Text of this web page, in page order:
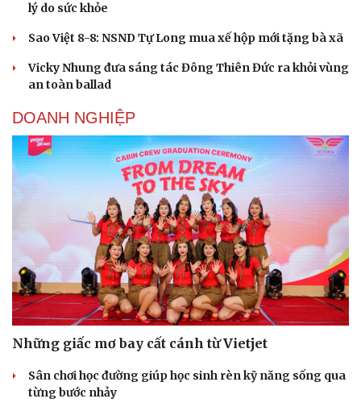
lý do sức khỏe
Sao Việt 8-8: NSND Tự Long mua xế hộp mới tặng bà xã
Vicky Nhung đưa sáng tác Đông Thiên Đức ra khỏi vùng
an toàn ballad
DOANH NGHIỆP
Những giấc mơ bay cất cánh từ Vietjet
Sân chơi học đường giúp học sinh rèn kỹ năng sống qua
từng bước nhảy